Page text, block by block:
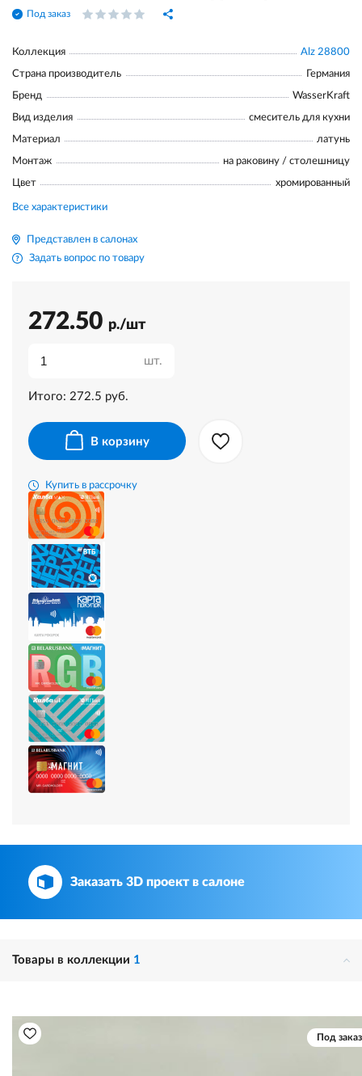
Под заказ
Коллекция Alz 28800
Страна производитель Германия
Бренд WasserKraft
Вид изделия смеситель для кухни
Материал латунь
Монтаж на раковину / столешницу
Цвет хромированный
Все характеристики
Представлен в салонах
Задать вопрос по товару
272.50 р./шт
шт.
Итого: 272.5 руб.
В корзину
Купить в рассрочку
Заказать 3D проект в салоне
Товары в коллекции 1
Под заказ